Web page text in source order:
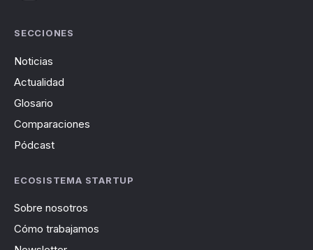
SECCIONES
Noticias
Actualidad
Glosario
Comparaciones
Pódcast
ECOSISTEMA STARTUP
Sobre nosotros
Cómo trabajamos